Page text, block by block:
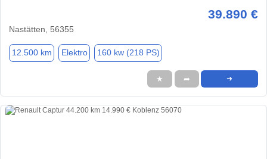
39.890 €
Nastätten, 56355
12.500 km Elektro 160 kw (218 PS)
★ ➦ ➜